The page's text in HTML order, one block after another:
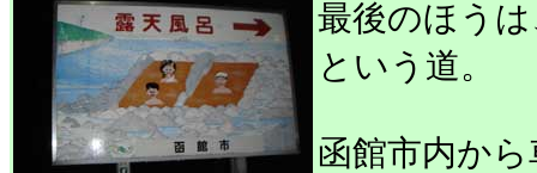
最後のほう
という道。
函館市内か